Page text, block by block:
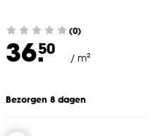
(0)
36.50
/ m²
Bezorgen 8 dagen